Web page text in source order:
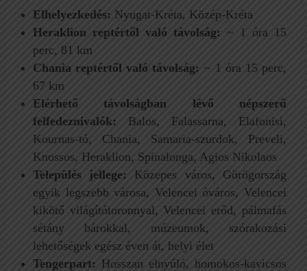
Elhelyezkedés: Nyugat-Kréta, Közép-Kréta
Heraklion reptértől való távolság: ~ 1 óra 15
perc, 81 km
Chania reptértől való távolság: ~ 1 óra 15 perc,
67 km
Elérhető távolságban lévő népszerű
felfedeznivalók: Balos, Falassarna, Elafonisi,
Kournas-tó, Chania, Samaria-szurdok, Preveli,
Knossos, Heraklion, Spinalonga, Agios Nikolaos
Település jellege: Közepes város, Görögország
egyik legszebb városa, Velencei óváros, Velencei
kikötő világítótoronnyal, Velencei erőd, pálmafás
sétány bárokkal, múzeumok, szórakozási
lehetőségek egész éven át, helyi élet
Tengerpart: Hosszan elnyúló, homokos-kavicsos